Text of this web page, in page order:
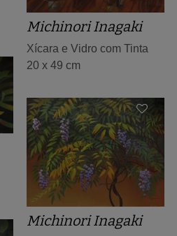
Michinori Inagaki
Xícara e Vidro com Tinta
20 x 49 cm
Michinori Inagaki